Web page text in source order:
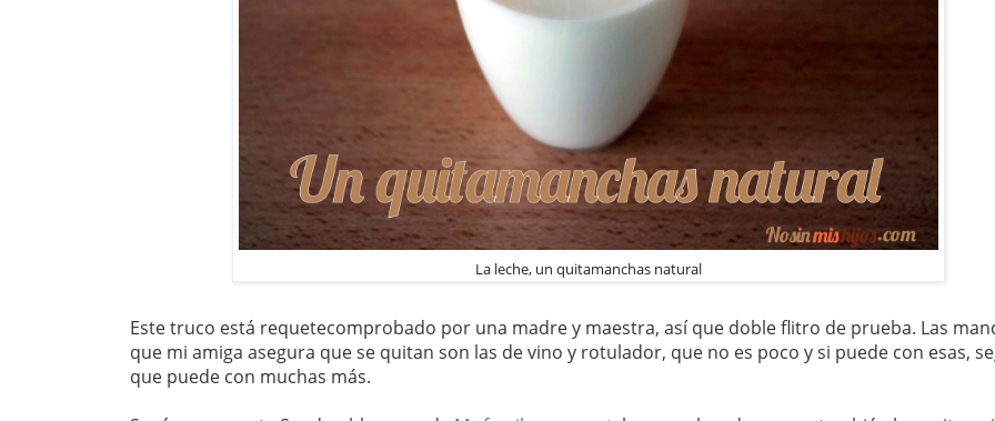
La leche, un quitamanchas natural
Este truco está requetecomprobado por una madre y maestra, así que doble flitro de prueba. Las
que mi amiga asegura que se quitan son las de vino y rotulador, que no es poco y si puede con esas,
que puede con muchas más.